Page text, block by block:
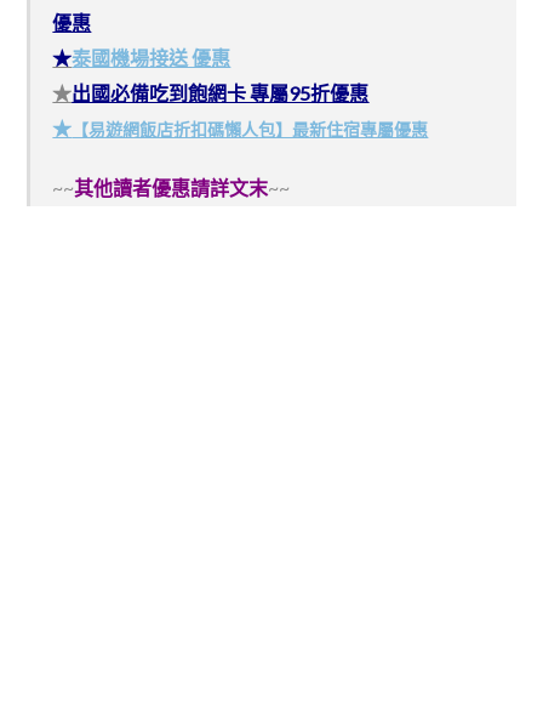
優惠
★泰國機場接送 優惠
★出國必備吃到飽網卡 專屬95折優惠
★ 【易遊網飯店折扣碼懶人包】最新住宿專屬優惠
~~其他讀者優惠請詳文末~~